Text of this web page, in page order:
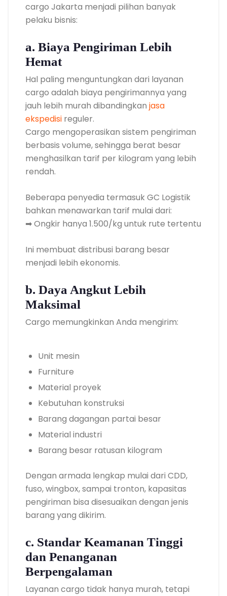
cargo Jakarta menjadi pilihan banyak
pelaku bisnis:
a. Biaya Pengiriman Lebih
Hemat
Hal paling menguntungkan dari layanan
cargo adalah biaya pengirimannya yang
jauh lebih murah dibandingkan jasa
ekspedisi reguler.
Cargo mengoperasikan sistem pengiriman
berbasis volume, sehingga berat besar
menghasilkan tarif per kilogram yang lebih
rendah.
Beberapa penyedia termasuk GC Logistik
bahkan menawarkan tarif mulai dari:
➡ Ongkir hanya 1.500/kg untuk rute tertentu
Ini membuat distribusi barang besar
menjadi lebih ekonomis.
b. Daya Angkut Lebih
Maksimal
Cargo memungkinkan Anda mengirim:
Unit mesin
Furniture
Material proyek
Kebutuhan konstruksi
Barang dagangan partai besar
Material industri
Barang besar ratusan kilogram
Dengan armada lengkap mulai dari CDD,
fuso, wingbox, sampai tronton, kapasitas
pengiriman bisa disesuaikan dengan jenis
barang yang dikirim.
c. Standar Keamanan Tinggi
dan Penanganan
Berpengalaman
Layanan cargo tidak hanya murah, tetapi